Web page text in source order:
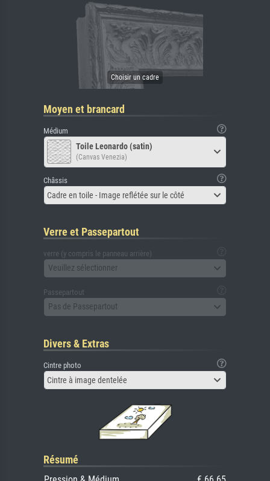
Moyen et brancard
Médium
Toile Leonardo (satin)
(Canvas Venezia)
Châssis
Cadre en toile - Image reflétée sur le côté
Verre et Passepartout
verre (y compris le panneau arrière)
Veuillez sélectionner
Passepartout
Pas de Passepartout
Divers & Extras
Cintre photo
Cintre à image dentelée
Résumé